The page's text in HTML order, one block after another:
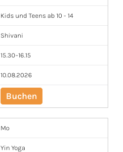
Kids und Teens ab 10 - 14
Shivani
15.30–16.15
10.08.2026
Buchen
Mo
Yin Yoga